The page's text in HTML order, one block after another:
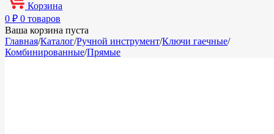
Корзина
0 ₽ 0 товаров
Ваша корзина пуста
Главная/Каталог/Ручной инструмент/Ключи гаечные/
Комбинированные/Прямые